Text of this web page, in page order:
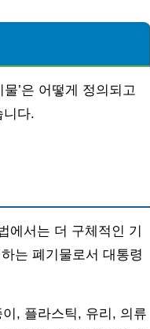
’은 어떻게 정의되고
니다.
에서는 더 구체적인 기
는 폐기물로서 대통령
, 플라스틱, 유리, 의류